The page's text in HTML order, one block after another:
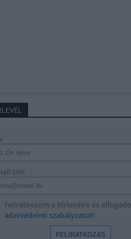
cím
Feliratkozom a hírlevélre és
adatvédelmi szabályzatot!
FELIRATKOZÁS